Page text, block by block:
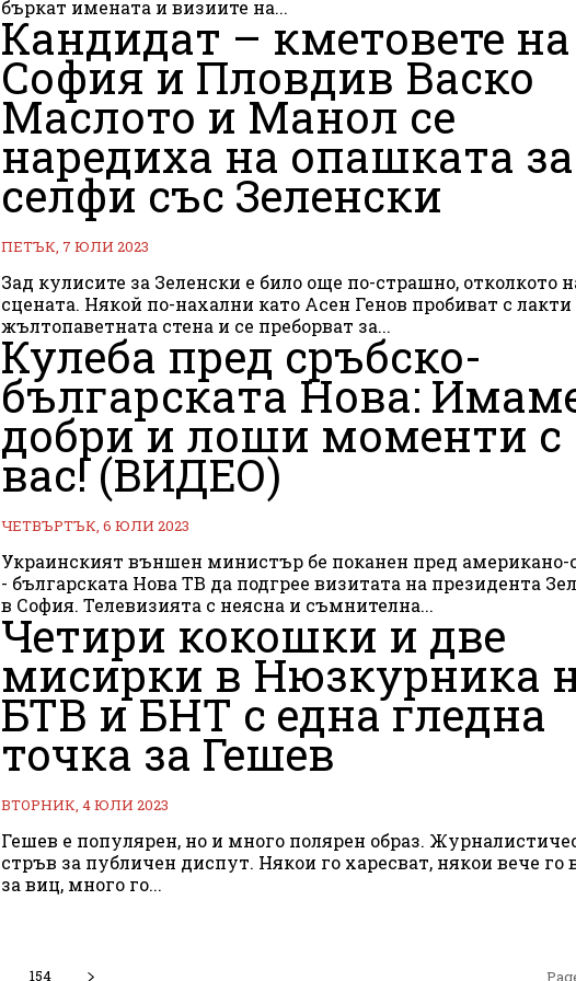
бъркат имената и визиите на...
Кандидат – кметовете на
София и Пловдив Васко
Маслото и Манол се
наредиха на опашката за
селфи със Зеленски
ПЕТЪК, 7 ЮЛИ 2023
Зад кулисите за Зеленски е било още по-страшно, отколкото
сцената. Някой по-нахални като Асен Генов пробиват с лакти
жълтопаветната стена и се преборват за...
Кулеба пред сръбско-
българската Нова:
добри и лоши моменти с
вас! (ВИДЕО)
ЧЕТВЪРТЪК, 6 ЮЛИ 2023
Украинският външен министър бе поканен пред американо-
- българската Нова ТВ да подгрее визитата на президента
в София. Телевизията с неясна и съмнителна...
Четири кокошки и две
мисирки в Нюзкурника
БТВ и БНТ с една гледна
точка за Гешев
ВТОРНИК, 4 ЮЛИ 2023
Гешев е популярен, но и много полярен образ.
стръв за публичен диспут. Някои го харесват, някои вече го
за виц, много го...
154